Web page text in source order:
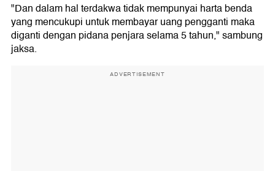
"Dan dalam hal terdakwa tidak mempunyai harta benda
yang mencukupi untuk membayar uang pengganti maka
diganti dengan pidana penjara selama 5 tahun," sambung
jaksa.
ADVERTISEMENT